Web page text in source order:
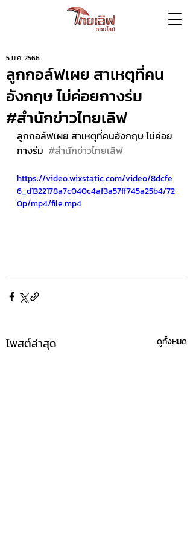
ลูกกอล์ฟเผย สาเหตุที่คน
อังกฤษ ไม่ค่อยกางร่ม
#สำนักข่าวไทยเลิฟ
5 ม.ค. 2566
ลูกกอล์ฟเผย สาเหตุที่คนอังกฤษ ไม่ค่อย
กางร่ม #สำนักข่าวไทยเลิฟ
https://video.wixstatic.com/video/8dcfe
6_d1322178a7c040c4af3a57ff745a25b4/72
0p/mp4/file.mp4
โพสต์ล่าสุด ดูทั้งหมด